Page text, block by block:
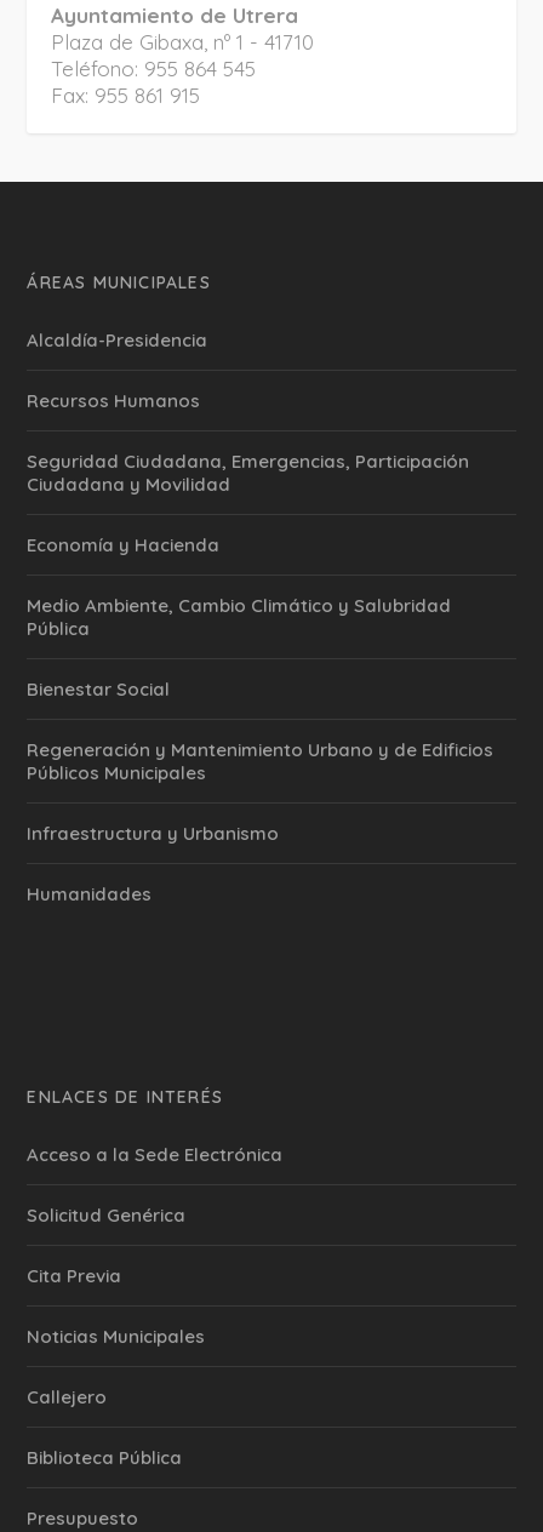
Ayuntamiento de Utrera
Plaza de Gibaxa, nº 1 - 41710
Teléfono: 955 864 545
Fax: 955 861 915
ÁREAS MUNICIPALES
Alcaldía-Presidencia
Recursos Humanos
Seguridad Ciudadana, Emergencias, Participación
Ciudadana y Movilidad
Economía y Hacienda
Medio Ambiente, Cambio Climático y Salubridad
Pública
Bienestar Social
Regeneración y Mantenimiento Urbano y de Edificios
Públicos Municipales
Infraestructura y Urbanismo
Humanidades
ENLACES DE INTERÉS
Acceso a la Sede Electrónica
Solicitud Genérica
Cita Previa
‎Noticias Municipales
Callejero
Biblioteca Pública
Presupuesto